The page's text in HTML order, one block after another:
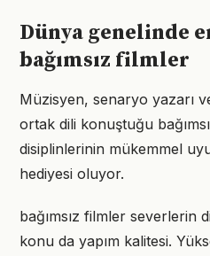
Dünya genelinde
bağımsız filmler
Müzisyen, senaryo yazarı
ortak dili konuştuğu
disiplinlerinin mükemmel
hediyesi oluyor.
bağımsız filmler severlerin
konu da yapım kalitesi.